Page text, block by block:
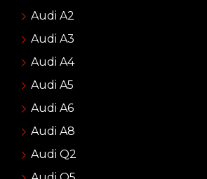
Audi A2
Audi A3
Audi A4
Audi A5
Audi A6
Audi A8
Audi Q2